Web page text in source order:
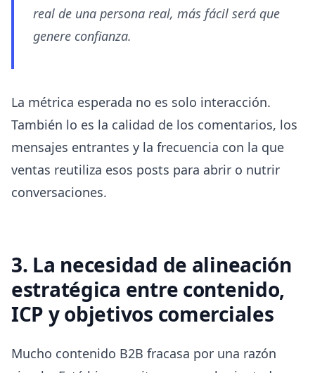
real de una persona real, más fácil será que
genere confianza.
La métrica esperada no es solo interacción.
También lo es la calidad de los comentarios, los
mensajes entrantes y la frecuencia con la que
ventas reutiliza esos posts para abrir o nutrir
conversaciones.
3. La necesidad de alineación
estratégica entre contenido,
ICP y objetivos comerciales
Mucho contenido B2B fracasa por una razón